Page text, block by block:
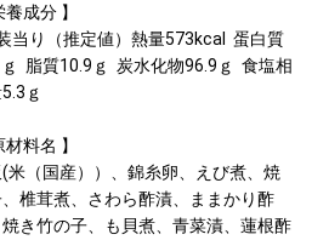
成分 】
当り（推定値）熱量573kcal 蛋白質
脂質10.9ｇ 炭水化物96.9ｇ 食塩相
ｇ
料名 】
米（国産））、錦糸卵、えび煮、焼
椎茸煮、さわら酢漬、ままかり酢
き竹の子、も貝煮、青菜漬、蓮根酢